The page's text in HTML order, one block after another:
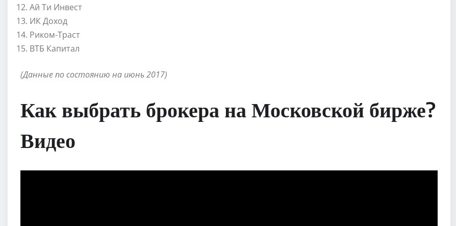
Ай Ти Инвест
ИК Доход
Риком-Траст
ВТБ Капитал
(Данные по состоянию на июнь 2017)
Как выбрать брокера на Московской бирже?
Видео